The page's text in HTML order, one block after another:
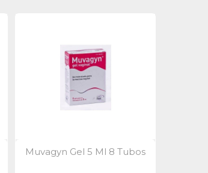
Vista Rápida
Muvagyn Gel 5 Ml 8 Tubos